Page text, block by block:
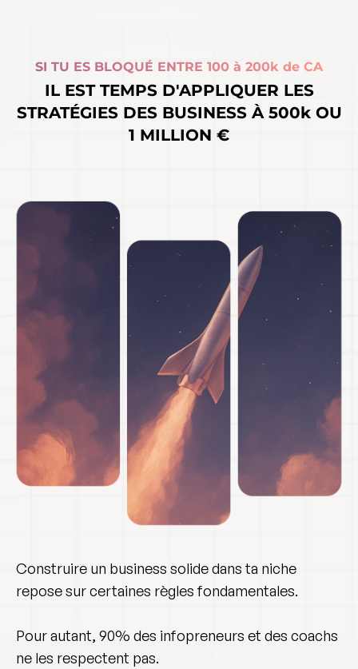
SI TU ES BLOQUÉ ENTRE 100 à 200k de CA
IL EST TEMPS D'APPLIQUER LES
STRATÉGIES DES BUSINESS À 500k OU
1 MILLION €
Construire un business solide dans ta niche
repose sur certaines règles fondamentales.
Pour autant, 90% des infopreneurs et des coachs
ne les respectent pas.